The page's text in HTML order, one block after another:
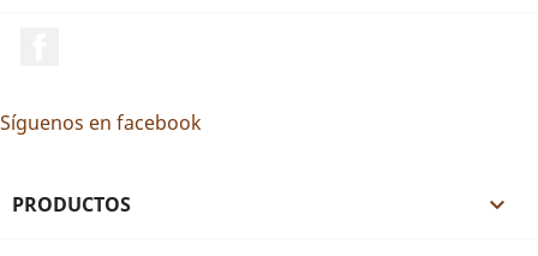
Síguenos en facebook
PRODUCTOS 